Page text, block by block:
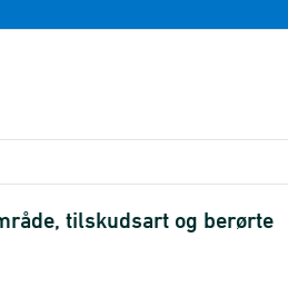
tilskudsart og berørte